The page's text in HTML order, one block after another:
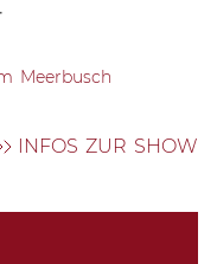
Meerbusch
INFOS ZUR SHOW